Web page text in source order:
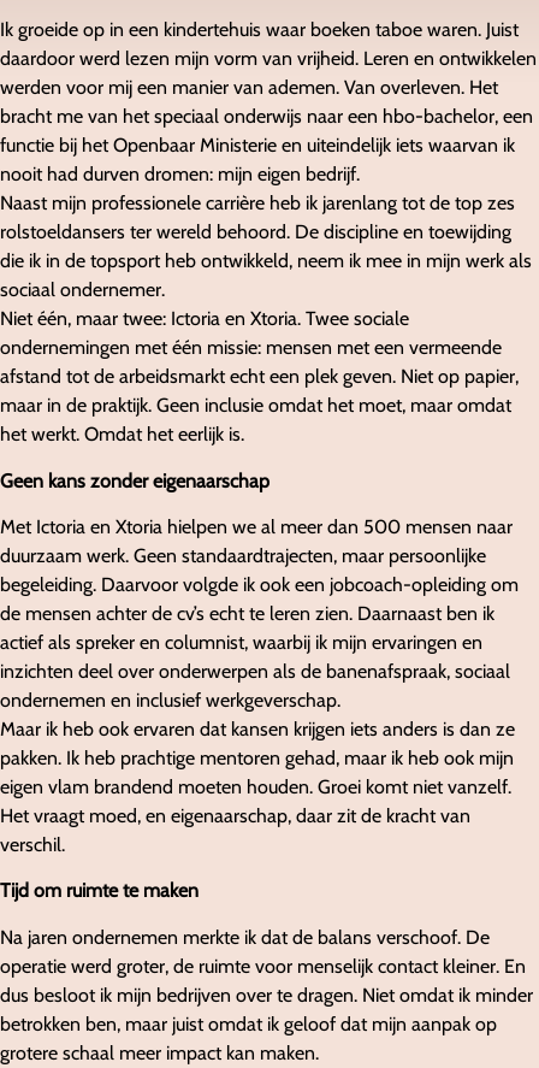
Ik groeide op in een kindertehuis waar boeken taboe waren. Juist
daardoor werd lezen mijn vorm van vrijheid. Leren en ontwikkelen
werden voor mij een manier van ademen. Van overleven. Het
bracht me van het speciaal onderwijs naar een hbo-bachelor, een
functie bij het Openbaar Ministerie en uiteindelijk iets waarvan ik
nooit had durven dromen: mijn eigen bedrijf.
Naast mijn professionele carrière heb ik jarenlang tot de top zes
rolstoeldansers ter wereld behoord. De discipline en toewijding
die ik in de topsport heb ontwikkeld, neem ik mee in mijn werk als
sociaal ondernemer.
Niet één, maar twee: Ictoria en Xtoria. Twee sociale
ondernemingen met één missie: mensen met een vermeende
afstand tot de arbeidsmarkt echt een plek geven. Niet op papier,
maar in de praktijk. Geen inclusie omdat het moet, maar omdat
het werkt. Omdat het eerlijk is.
Geen kans zonder eigenaarschap
Met Ictoria en Xtoria hielpen we al meer dan 500 mensen naar
duurzaam werk. Geen standaardtrajecten, maar persoonlijke
begeleiding. Daarvoor volgde ik ook een jobcoach-opleiding om
de mensen achter de cv’s echt te leren zien. Daarnaast ben ik
actief als spreker en columnist, waarbij ik mijn ervaringen en
inzichten deel over onderwerpen als de banenafspraak, sociaal
ondernemen en inclusief werkgeverschap.
Maar ik heb ook ervaren dat kansen krijgen iets anders is dan ze
pakken. Ik heb prachtige mentoren gehad, maar ik heb ook mijn
eigen vlam brandend moeten houden. Groei komt niet vanzelf.
Het vraagt moed, en eigenaarschap, daar zit de kracht van
verschil.
Tijd om ruimte te maken
Na jaren ondernemen merkte ik dat de balans verschoof. De
operatie werd groter, de ruimte voor menselijk contact kleiner. En
dus besloot ik mijn bedrijven over te dragen. Niet omdat ik minder
betrokken ben, maar juist omdat ik geloof dat mijn aanpak op
grotere schaal meer impact kan maken.